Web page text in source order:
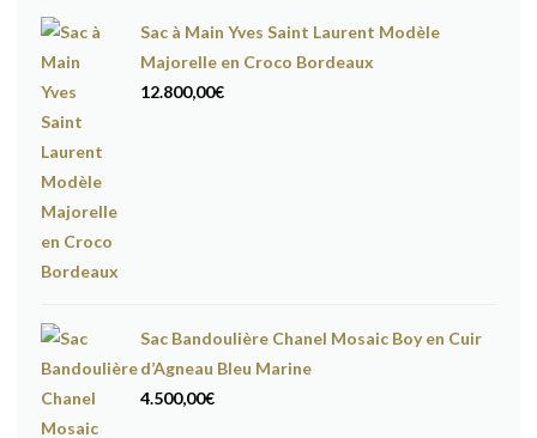
Sac à Main Yves Saint Laurent Modèle
Majorelle en Croco Bordeaux
12.800,00€
Sac Bandoulière Chanel Mosaic Boy en Cuir
d’Agneau Bleu Marine
4.500,00€